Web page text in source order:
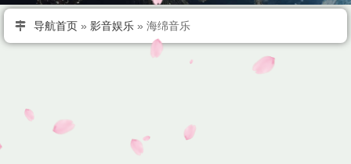
导航首页 » 影音娱乐 » 海绵音乐